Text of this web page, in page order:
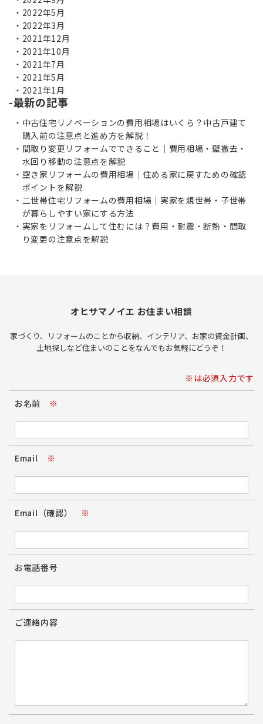
2022年5月
2022年3月
2021年12月
2021年10月
2021年7月
2021年5月
2021年1月
最新の記事
中古住宅リノベーションの費用相場はいくら？中古戸建て
購入前の注意点と進め方を解説！
間取り変更リフォームでできること｜費用相場・壁撤去・
水回り移動の注意点を解説
空き家リフォームの費用相場｜住める家に戻すための確認
ポイントを解説
二世帯住宅リフォームの費用相場｜実家を親世帯・子世帯
が暮らしやすい家にする方法
実家をリフォームして住むには？費用・耐震・断熱・間取
り変更の注意点を解説
オヒサマノイエ お住まい相談
家づくり、リフォームのことから収納、インテリア、お家の資金計画、
土地探しなど住まいのことをなんでもお気軽にどうぞ！
※は必須入力です
お名前 ※
Email ※
Email（確認） ※
お電話番号
ご連絡内容